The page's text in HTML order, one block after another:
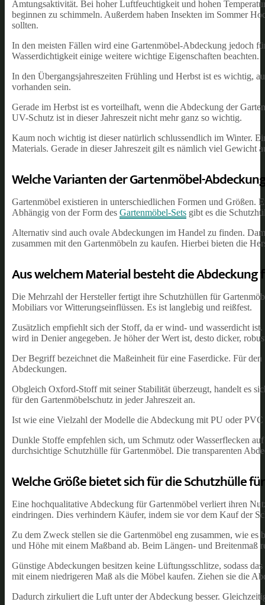
Amtungsaktivität. Bei hoher Luftfeuchtigkeit und hohen
beginnen zu schimmeln. Außerdem haben Insekten im Sommer
sollten.
In den meisten Fällen wird eine Gartenmöbel-Abdeckung jedoch
Wasserdichtigkeit einige weitere wichtige Eigenschaften beachten.
In den Übergangsjahreszeiten Frühling und Herbst ist es wichtig,
vorhanden sein.
Gerade im Herbst ist es vorteilhaft, wenn die Abdeckung der
UV-Schutz ist in dieser Jahreszeit nicht mehr ganz so wichtig.
Kaum noch wichtig ist dieser natürlich schlussendlich im Winter.
Materials. Gerade in dieser Jahreszeit gilt es nämlich viel Gewicht
Welche Varianten der Gartenmöbel-
Gartenmöbel existieren in unterschiedlichen Formen und Größen.
Abhängig von der Form des Gartenmöbel-Sets gibt es die
Alternativ sind auch ovale Abdeckungen im Handel zu finden.
zusammen mit den Gartenmöbeln zu kaufen. Hierbei bieten die
Aus welchem Material besteht die Abdeckung
Die Mehrzahl der Hersteller fertigt ihre Schutzhüllen für
Mobiliars vor Witterungseinflüssen. Es ist langlebig und reißfest.
Zusätzlich empfiehlt sich der Stoff, da er wind- und wasserdicht
wird in Denier angegeben. Je höher der Wert ist, desto dicker,
Der Begriff bezeichnet die Maßeinheit für eine Faserdicke. Für
Abdeckungen.
Obgleich Oxford-Stoff mit seiner Stabilität überzeugt, handelt es
für den Gartenmöbelschutz in jeder Jahreszeit an.
Ist wie eine Vielzahl der Modelle die Abdeckung mit PU oder
Dunkle Stoffe empfehlen sich, um Schmutz oder Wasserflecken
durchsichtige Schutzhülle für Gartenmöbel. Die transparenten
Welche Größe bietet sich für die Schutzhülle
Eine hochqualitative Abdeckung für Gartenmöbel verliert ihren
eindringen. Dies verhindern Käufer, indem sie vor dem Kauf der
Zu dem Zweck stellen sie die Gartenmöbel eng zusammen, wie
und Höhe mit einem Maßband ab. Beim Längen- und Breitenmaß
Günstige Abdeckungen besitzen keine Lüftungsschlitze, sodass
mit einem niedrigeren Maß als die Möbel kaufen. Ziehen sie die
Dadurch zirkuliert die Luft unter der Abdeckung besser.